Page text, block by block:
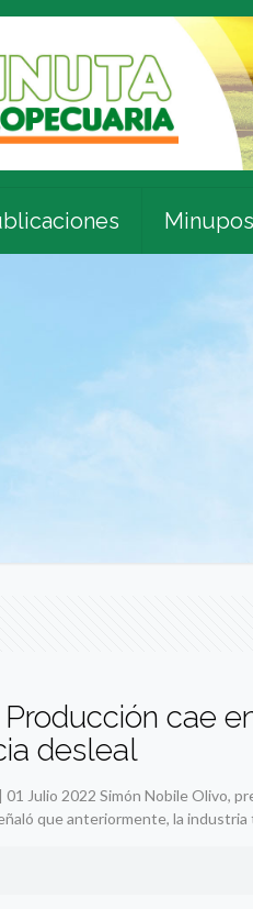
cae
desleal
Julio 2022 Simón Nobile Olivo,
que anteriormente, la industria